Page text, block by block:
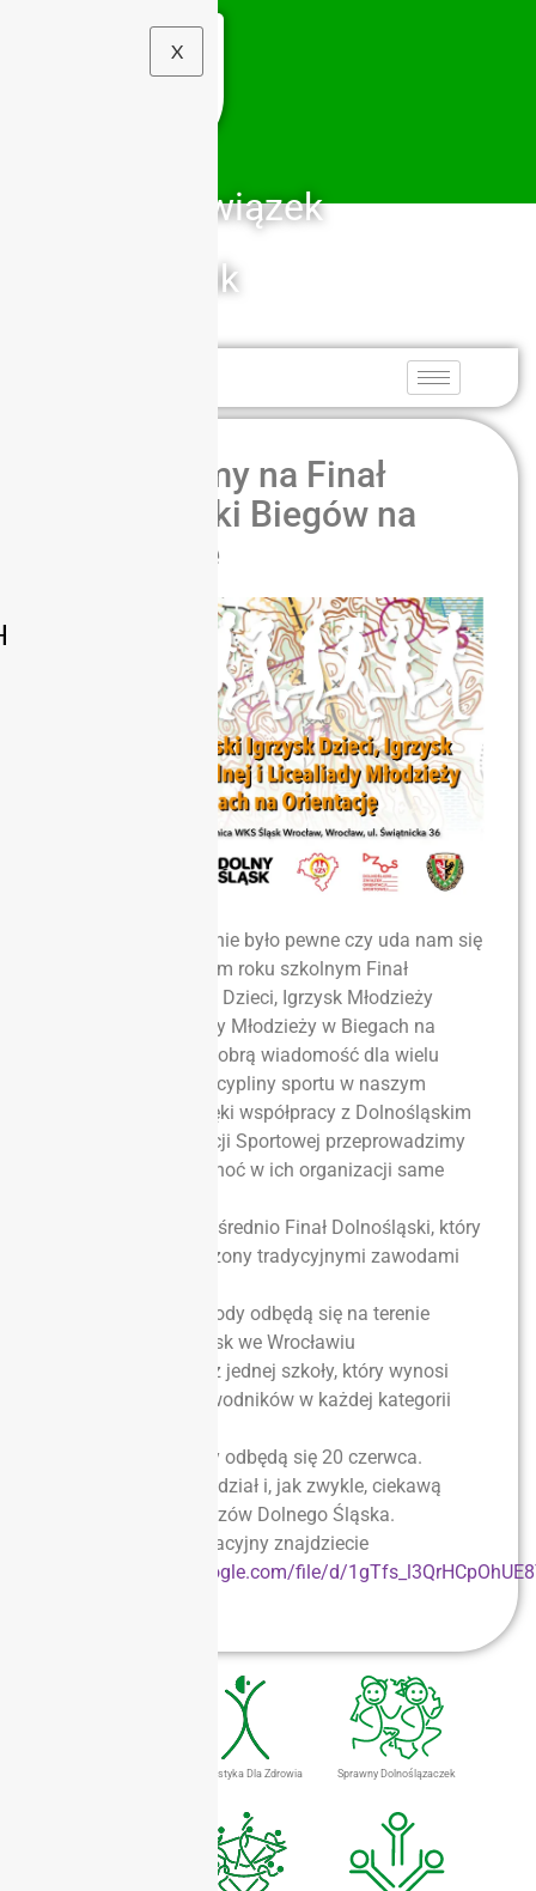
Szkolny Związek
Dolny Śląsk
X
Zapraszamy na Finał
Dolnośląski Biegów na
Orientację
Przez pewien czas nie było pewne czy uda nam się
przeprowadzić w tym roku szkolnym Finał
Dolnośląski Igrzysk Dzieci, Igrzysk Młodzieży
Szkolnej i Licealiady Młodzieży w Biegach na
Orientację. Mamy dobrą wiadomość dla wielu
entuzjastów tej dyscypliny sportu w naszym
województwie. Dzięki współpracy z Dolnośląskim
Związkiem Orientacji Sportowej przeprowadzimy
zawody finałowe, choć w ich organizacji same
Odbędzie się bezpośrednio Finał Dolnośląski, który
nie będzie poprzedzony tradycyjnymi zawodami
Nowe miejsce, zawody odbędą się na terenie
Strzelnicy WKS Śląsk we Wrocławiu
Limit uczestników z jednej szkoły, który wynosi
maksymalnie 3 zawodników w każdej kategorii
Nowy termin; Finały odbędą się 20 czerwca.
Liczymy na Wasz udział i, jak zwykle, ciekawą
walkę o tytuły Mistrzów Dolnego Śląska.
Komunikat organizacyjny znajdziecie
https://drive.google.com/file/d/
Gimnastyka Dla Zdrowia Sprawny Dolnoślązaczek